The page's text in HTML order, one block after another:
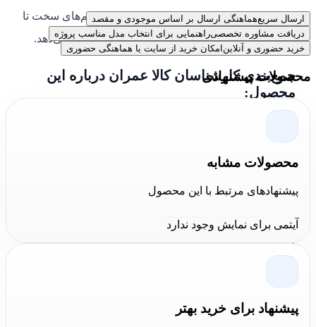
برش سیم‌های نیمه‌سخت تا ۳.۸ میلی‌متر و سیم‌های سخت تا
۲.۵ میلی‌متر، کارایی بالایی را در اختیار کاربر قرار می‌دهد.
جمع‌بندی کارشناسان کالا عمران درباره این
محصول:
انبردست با طراحی ارگونومیک و دسته دو رنگ، استفاده
راحتی را فراهم می‌کند و از خستگی در هنگام کار طولانی
مدت جلوگیری می‌کند. علاوه بر این، سختی بالای تیغه‌ها و
کیفیت ساخت بالا، این محصول را برای پروژه‌های صنعتی و
حرفه‌ای مناسب می‌سازد. به طور کلی، این
کنیپکس مدل 0305200 سایز 8 اینچ
کاربر حرفه‌ای است.
ارسال سریعهماهنگی ارسال بر اساس موجودی و مقصد
دریافت مشاوره تخصصیراهنمایی برای انتخاب مدل مناسب پروژه
خرید حضوری و آنلاین امکان خرید از سایت یا هماهنگی حضوری
محصولات پیشنهادی
محصولات مشابه
پیشنهادهای مرتبط با این محصول
آیتمی برای نمایش وجود ندارد
پیشنهاد برای خرید بهتر